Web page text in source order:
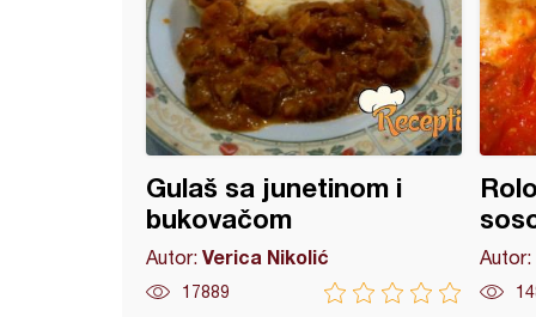
Gulaš sa junetinom i
bukovačom
Autor: Verica Nikolić
17889
Autor: